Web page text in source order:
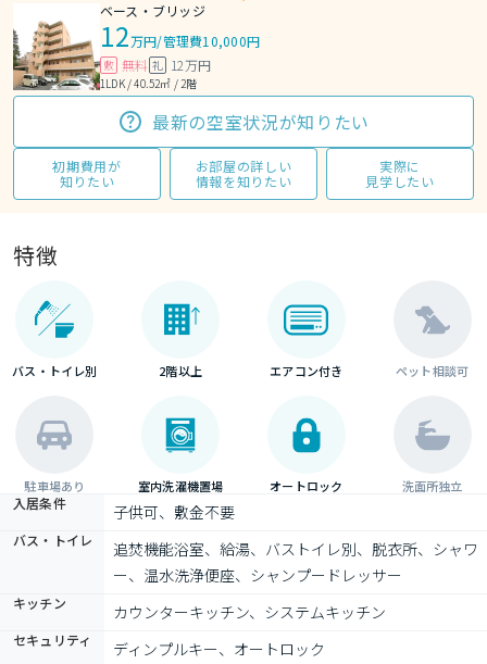
ベース・ブリッジ
12万円/管理費10,000円
敷 無料 礼 12万円
1LDK / 40.52㎡ / 2階
最新の空室状況が知りたい
初期費用が
知りたい
お部屋の詳しい
情報を知りたい
実際に
見学したい
特徴
バス・トイレ別 2階以上 エアコン付き ペット相談可
駐車場あり 室内洗濯機置場 オートロック 洗面所独立
入居条件 子供可、敷金不要
バス・トイレ
追焚機能浴室、給湯、バストイレ別、脱衣所、シャワ
ー、温水洗浄便座、シャンプードレッサー
キッチン カウンターキッチン、システムキッチン
セキュリティ ディンプルキー、オートロック